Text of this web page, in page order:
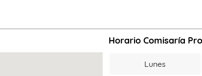
Horario Comisaría
Lunes